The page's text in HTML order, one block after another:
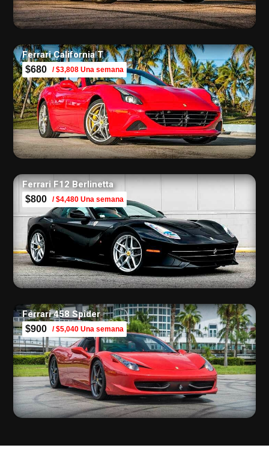
Ferrari California T
$680 / $3,808 Una semana
Ferrari F12 Berlinetta
$800 / $4,480 Una semana
Ferrari 458 Spider
$900 / $5,040 Una semana